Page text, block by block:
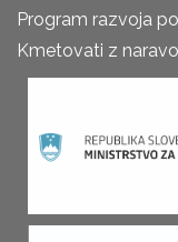
Program razvoja
Kmetovati z